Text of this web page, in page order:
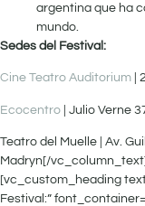
argentina que ha
mundo.
Sedes del Festival:
Cine Teatro Auditorium |
Ecocentro | Julio Verne
Teatro del Muelle | Av.
Madryn[/
[vc_custom_heading
Festival:”